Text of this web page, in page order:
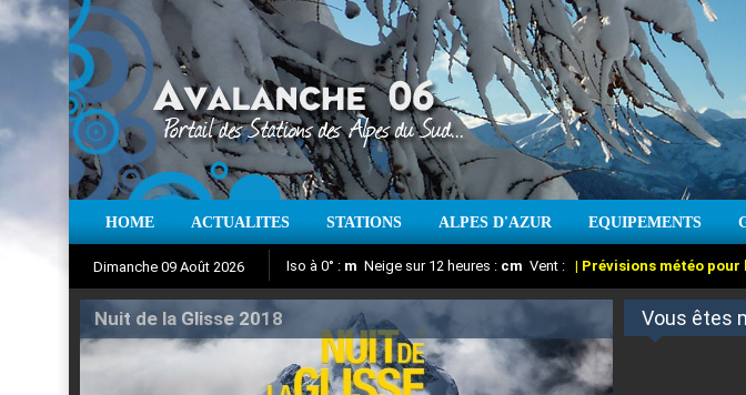
HOME ACTUALITES STATIONS ALPES D'AZUR EQUIPEMENTS
Dimanche 09 Août 2026 Iso à 0° : m Neige sur 12 heures : cm Vent : | Prévisions météo pour
Nuit de la Glisse 2018 Vous êtes